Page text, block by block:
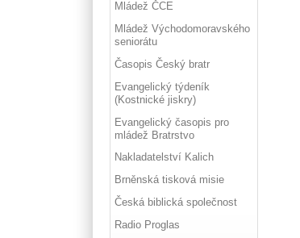
Mládež ČCE
Mládež Východomoravského
seniorátu
Časopis Český bratr
Evangelický týdeník
(Kostnické jiskry)
Evangelický časopis pro
mládež Bratrstvo
Nakladatelství Kalich
Brněnská tisková misie
Česká biblická společnost
Radio Proglas